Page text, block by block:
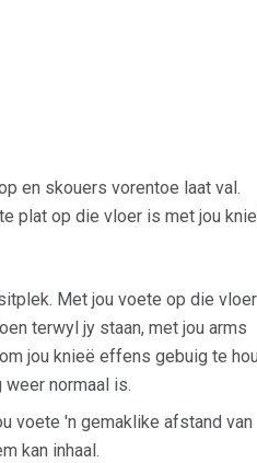
en skouers vorentoe laat val.
plat op die vloer is met jou
Met jou voete op die vloer
terwyl jy staan, met jou arms
jou knieë effens gebuig te
normaal is.
voete 'n gemaklike afstand van
kan inhaal.